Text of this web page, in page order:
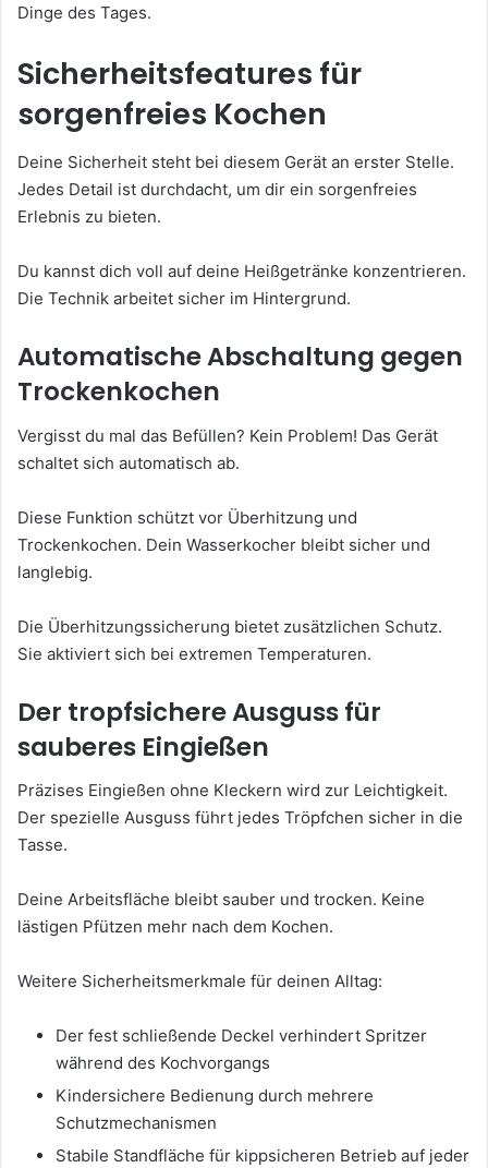
Dinge des Tages.
Sicherheitsfeatures für
sorgenfreies Kochen
Deine Sicherheit steht bei diesem Gerät an erster Stelle.
Jedes Detail ist durchdacht, um dir ein sorgenfreies
Erlebnis zu bieten.
Du kannst dich voll auf deine Heißgetränke konzentrieren.
Die Technik arbeitet sicher im Hintergrund.
Automatische Abschaltung gegen
Trockenkochen
Vergisst du mal das Befüllen? Kein Problem! Das Gerät
schaltet sich automatisch ab.
Diese Funktion schützt vor Überhitzung und
Trockenkochen. Dein Wasserkocher bleibt sicher und
langlebig.
Die Überhitzungssicherung bietet zusätzlichen Schutz.
Sie aktiviert sich bei extremen Temperaturen.
Der tropfsichere Ausguss für
sauberes Eingießen
Präzises Eingießen ohne Kleckern wird zur Leichtigkeit.
Der spezielle Ausguss führt jedes Tröpfchen sicher in die
Tasse.
Deine Arbeitsfläche bleibt sauber und trocken. Keine
lästigen Pfützen mehr nach dem Kochen.
Weitere Sicherheitsmerkmale für deinen Alltag:
Der fest schließende Deckel verhindert Spritzer
während des Kochvorgangs
Kindersichere Bedienung durch mehrere
Schutzmechanismen
Stabile Standfläche für kippsicheren Betrieb auf jeder